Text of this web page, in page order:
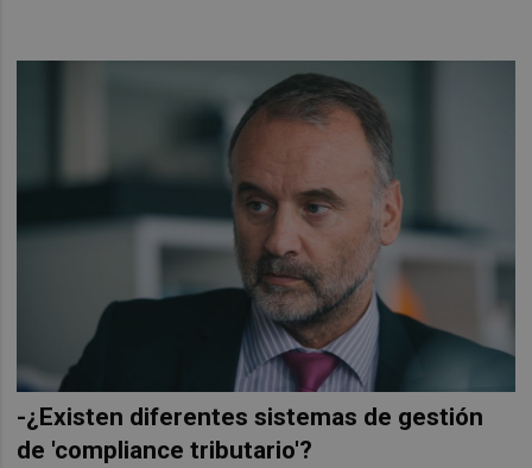
-¿Existen diferentes sistemas de gestión
de 'compliance tributario'?